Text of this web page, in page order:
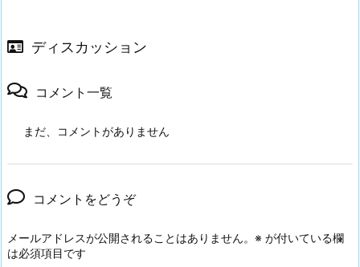
ディスカッション
コメント一覧
まだ、コメントがありません
コメントをどうぞ
メールアドレスが公開されることはありません。 ※ が付いている欄
は必須項目です